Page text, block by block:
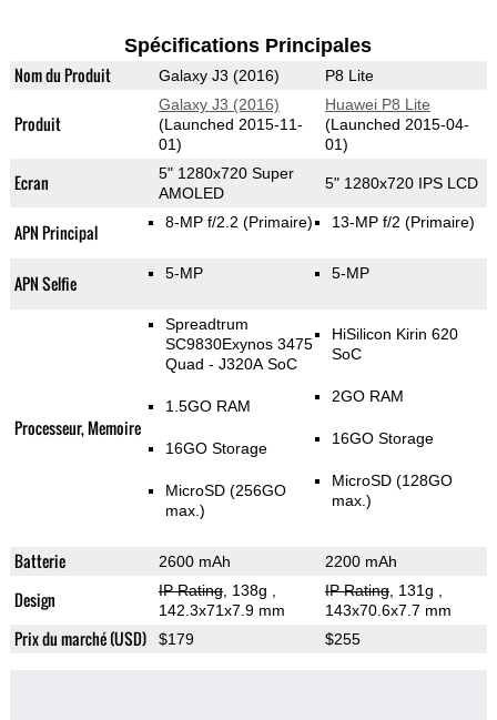
Spécifications Principales
Nom du Produit Galaxy J3 (2016) P8 Lite
Produit
Galaxy J3 (2016)
(Launched 2015-11-
01)
Huawei P8 Lite
(Launched 2015-04-
01)
Ecran
5" 1280x720 Super
AMOLED
5" 1280x720 IPS LCD
APN Principal 8-MP f/2.2 (Primaire) 13-MP f/2 (Primaire)
APN Selfie 5-MP 5-MP
Processeur, Memoire
Spreadtrum
SC9830Exynos 3475
Quad - J320A SoC
1.5GO RAM
16GO Storage
MicroSD (256GO
max.)
HiSilicon Kirin 620
SoC
2GO RAM
16GO Storage
MicroSD (128GO
max.)
Batterie 2600 mAh 2200 mAh
Design IP Rating, 138g
142.3x71x7.9 mm
IP Rating, 131g
143x70.6x7.7 mm
Prix du marché (USD) $179 $255